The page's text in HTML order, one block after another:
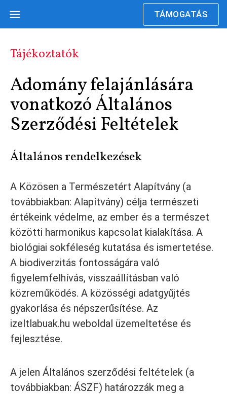
TÁMOGATÁS
Tájékoztatók
Adomány felajánlására
vonatkozó Általános
Szerződési Feltételek
Általános rendelkezések
A Közösen a Természetért Alapítvány (a
továbbiakban: Alapítvány) célja természeti
értékeink védelme, az ember és a természet
közötti harmonikus kapcsolat kialakítása. A
biológiai sokféleség kutatása és ismertetése.
A biodiverzitás fontosságára való
figyelemfelhívás, visszaállításban való
közreműködés. A közösségi adatgyűjtés
gyakorlása és népszerűsítése. Az
izeltlabuak.hu weboldal üzemeltetése és
fejlesztése.
A jelen Általános szerződési feltételek (a
továbbiakban: ÁSZF) határozzák meg a